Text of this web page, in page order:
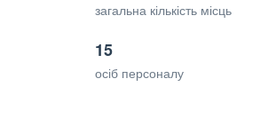
загальна кількість місць
15
осіб персоналу